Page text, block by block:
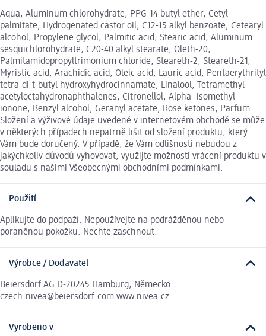
Aqua, Aluminum chlorohydrate, PPG-14 butyl ether, Cetyl
palmitate, Hydrogenated castor oil, C12-15 alkyl benzoate, Cetearyl
alcohol, Propylene glycol, Palmitic acid, Stearic acid, Aluminum
sesquichlorohydrate, C20-40 alkyl stearate, Oleth-20,
Palmitamidopropyltrimonium chloride, Steareth-2, Steareth-21,
Myristic acid, Arachidic acid, Oleic acid, Lauric acid, Pentaerythrityl
tetra-di-t-butyl hydroxyhydrocinnamate, Linalool, Tetramethyl
acetyloctahydronaphthalenes, Citronellol, Alpha- isomethyl
ionone, Benzyl alcohol, Geranyl acetate, Rose ketones, Parfum.
Složení a výživové údaje uvedené v internetovém obchodě se může
v některých případech nepatrně lišit od složení produktu, který
Vám bude doručený. V případě, že Vám odlišnosti nebudou z
jakýchkoliv důvodů vyhovovat, využijte možnosti vrácení produktu v
souladu s našimi Všeobecnými obchodními podmínkami.
Použití
Aplikujte do podpaží. Nepoužívejte na podrážděnou nebo
poraněnou pokožku. Nechte zaschnout.
Výrobce / Dodavatel
Beiersdorf AG D-20245 Hamburg, Německo
czech.nivea@beiersdorf.com www.nivea.cz
Vyrobeno v